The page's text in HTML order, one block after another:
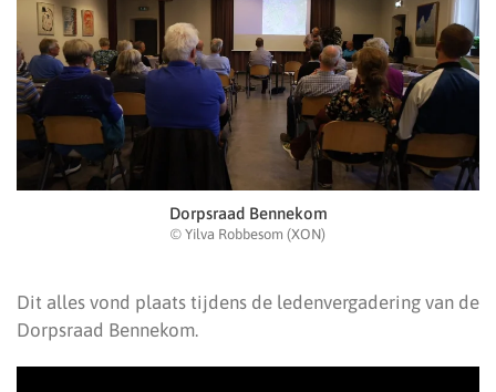
Dorpsraad Bennekom
© Yilva Robbesom (XON)
Dit alles vond plaats tijdens de ledenvergadering van de
Dorpsraad Bennekom.